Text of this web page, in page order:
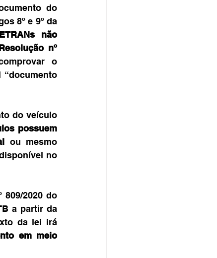
do
8º e 9º da
não
nº
o
do veículo
possuem
ou mesmo
no
2020 do
a partir da
da lei irá
em meio